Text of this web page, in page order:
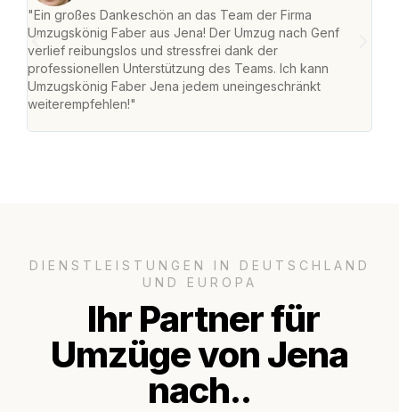
"Ein großes Dankeschön an das Team der Firma
Umzugskönig Faber aus Jena! Der Umzug nach Genf
verlief reibungslos und stressfrei dank der
professionellen Unterstützung des Teams. Ich kann
Umzugskönig Faber Jena jedem uneingeschränkt
weiterempfehlen!"
DIENSTLEISTUNGEN IN DEUTSCHLAND
UND EUROPA
Ihr Partner für
Umzüge von Jena
nach..